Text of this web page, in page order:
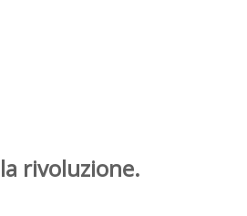
rivoluzione.